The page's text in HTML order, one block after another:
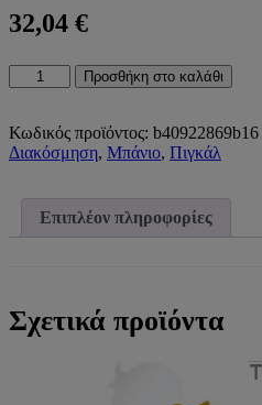
32,04 €
369B-
BL
PYRAMID
ΔΑΠΕΔΟΥ
BLACK
MATT369B-
PYRAMID
BLACK
Προσθήκη στο καλάθι
Κωδικός προϊόντος: b40922869b16
Διακόσμηση, Μπάνιο, Πιγκάλ
Επιπλέον πληροφορίες
Σχετικά προϊόντα